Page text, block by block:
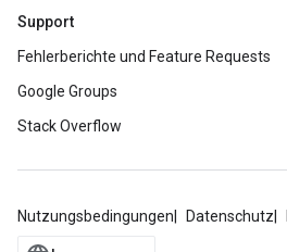
Support
Fehlerberichte und Feature Requests
Google Groups
Stack Overflow
Nutzungsbedingungen Datenschutz